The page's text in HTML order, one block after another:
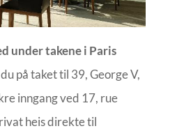
under takene i Paris
på taket til 39, George V,
inngang ved 17, rue
heis direkte til